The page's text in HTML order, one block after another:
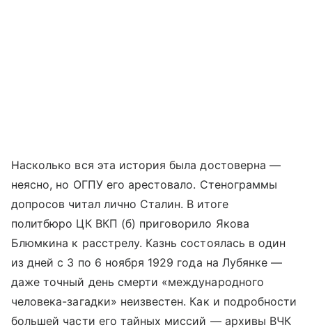
Насколько вся эта история была достоверна —
неясно, но ОГПУ его арестовало. Стенограммы
допросов читал лично Сталин. В итоге
политбюро ЦК ВКП (б) приговорило Якова
Блюмкина к расстрелу. Казнь состоялась в один
из дней с 3 по 6 ноября 1929 года на Лубянке —
даже точный день смерти «международного
человека-загадки» неизвестен. Как и подробности
большей части его тайных миссий — архивы ВЧК